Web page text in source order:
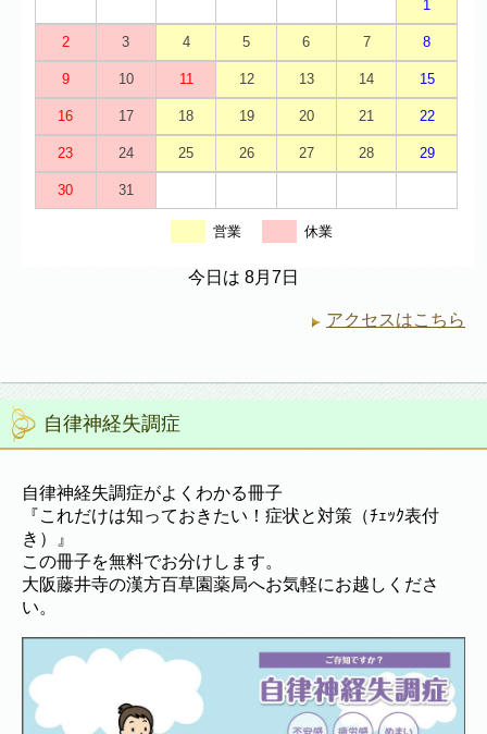
1
2 3 4 5 6 7 8
9 10 11 12 13 14 15
16 17 18 19 20 21 22
23 24 25 26 27 28 29
30 31
営業 休業
今日は 8月7日
アクセスはこちら
自律神経失調症
自律神経失調症がよくわかる冊子
『これだけは知っておきたい！症状と対策（ﾁｪｯｸ表付
き）』
この冊子を無料でお分けします。
大阪藤井寺の漢方百草園薬局へお気軽にお越しくださ
い。